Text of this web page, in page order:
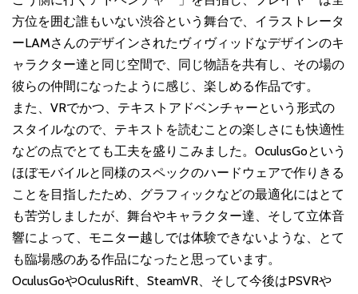
方位を囲む誰もいない渋谷という舞台で、イラストレータ
ーLAMさんのデザインされたヴィヴィッドなデザインのキ
ャラクター達と同じ空間で、同じ物語を共有し、その場の
彼らの仲間になったように感じ、楽しめる作品です。
また、VRでかつ、テキストアドベンチャーという形式の
スタイルなので、テキストを読むことの楽しさにも快適性
などの点でとても工夫を盛りこみました。OculusGoという
ほぼモバイルと同様のスペックのハードウェアで作りきる
ことを目指したため、グラフィックなどの最適化にはとて
も苦労しましたが、舞台やキャラクター達、そして立体音
響によって、モニター越しでは体験できないような、とて
も臨場感のある作品になったと思っています。
OculusGoやOculusRift、SteamVR、そして今後はPSVRや